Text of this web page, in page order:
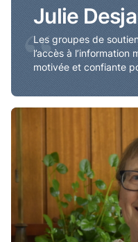
Julie
Les groupes de
l’accès à
motivée et confiante
“
Alyson Haiart